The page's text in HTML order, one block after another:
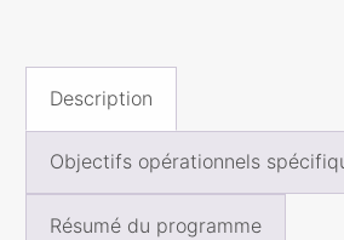
Description
Objectifs opérationnels
Résumé du programme